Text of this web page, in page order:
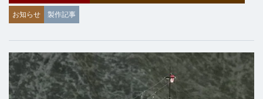
お知らせ 製作記事